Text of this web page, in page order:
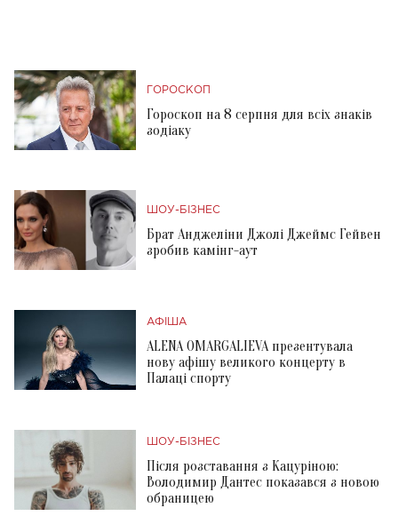
ГОРОСКОП
Гороскоп на 8 серпня для всіх знаків
зодіаку
ШОУ-БІЗНЕС
Брат Анджеліни Джолі Джеймс Гейвен
зробив камінг-аут
АФІША
ALENA OMARGALIEVA презентувала
нову афішу великого концерту в
Палаці спорту
ШОУ-БІЗНЕС
Після розставання з Кацуріною:
Володимир Дантес показався з новою
обраницею